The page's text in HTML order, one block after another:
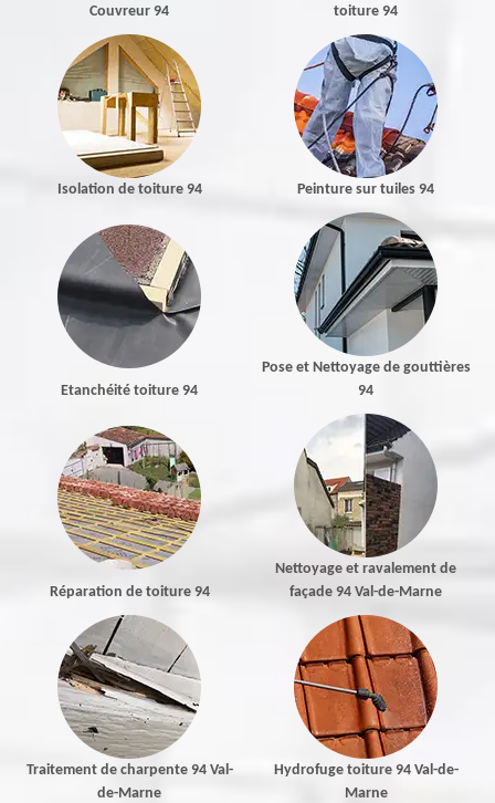
Couvreur 94
toiture 94
Isolation de toiture 94 Peinture sur tuiles 94
Etanchéité toiture 94
Pose et Nettoyage de gouttières
94
Réparation de toiture 94
Nettoyage et ravalement de
façade 94 Val-de-Marne
Traitement de charpente 94 Val-
de-Marne
Hydrofuge toiture 94 Val-de-
Marne